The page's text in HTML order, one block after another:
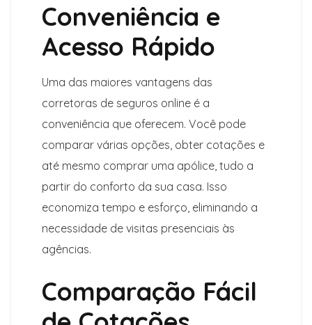
Conveniência e
Acesso Rápido
Uma das maiores vantagens das
corretoras de seguros online é a
conveniência que oferecem. Você pode
comparar várias opções, obter cotações e
até mesmo comprar uma apólice, tudo a
partir do conforto da sua casa. Isso
economiza tempo e esforço, eliminando a
necessidade de visitas presenciais às
agências.
Comparação Fácil